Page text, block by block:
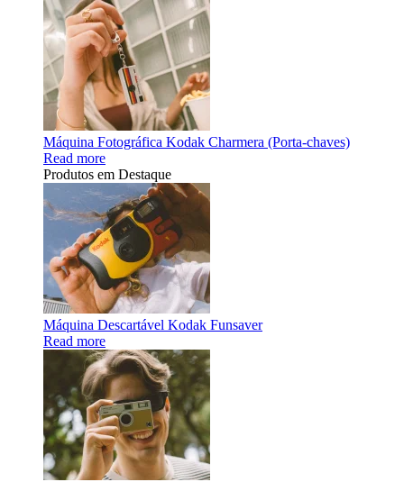
Máquina Fotográfica Kodak Charmera (Porta-chaves)
Read more
Produtos em Destaque
Máquina Descartável Kodak Funsaver
Read more